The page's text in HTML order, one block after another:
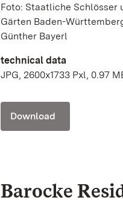
Foto: Staatliche Schlösser
Gärten Baden-
Günther Bayerl
technical data
JPG, 2600x1733 Pxl, 0.97
Download
Barocke